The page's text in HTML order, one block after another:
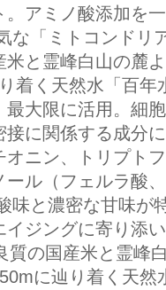
。アミノ酸添加を
な「ミトコンドリ
米と霊峰白山の麓
着く天然水「百
最大限に活用。細
接に関係する成分
オニン、トリプト
ール（フェルラ酸
味と濃密な甘味が
イジングに寄り添
質の国産米と霊
に辿り着く天